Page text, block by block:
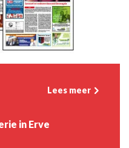
Lees meer
in Erve